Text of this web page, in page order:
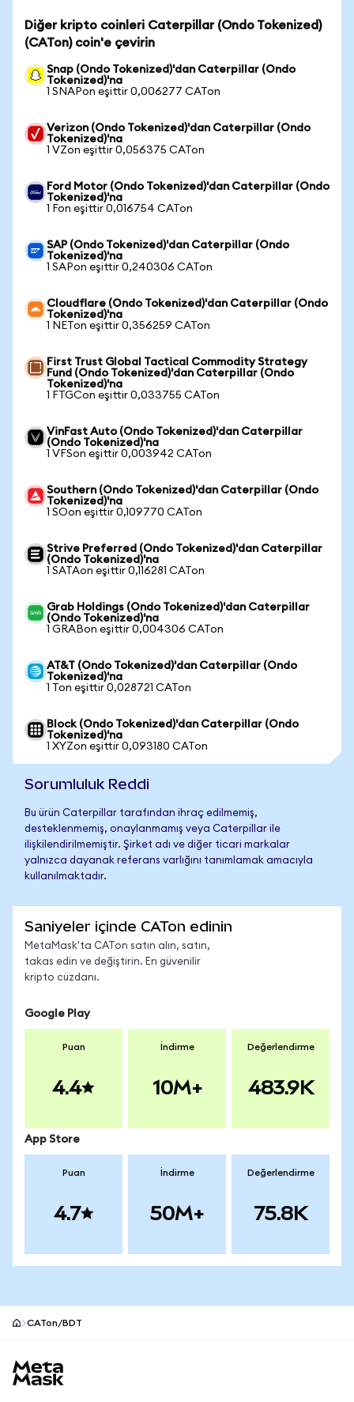
Diğer kripto coinleri Caterpillar (Ondo Tokenized)
(CATon) coin'e çevirin
Snap (Ondo Tokenized)'dan Caterpillar (Ondo
Tokenized)'na
1 SNAPon eşittir 0,006277 CATon
Verizon (Ondo Tokenized)'dan Caterpillar (Ondo
Tokenized)'na
1 VZon eşittir 0,056375 CATon
Ford Motor (Ondo Tokenized)'dan Caterpillar (Ondo
Tokenized)'na
1 Fon eşittir 0,016754 CATon
SAP (Ondo Tokenized)'dan Caterpillar (Ondo
Tokenized)'na
1 SAPon eşittir 0,240306 CATon
Cloudflare (Ondo Tokenized)'dan Caterpillar (Ondo
Tokenized)'na
1 NETon eşittir 0,356259 CATon
First Trust Global Tactical Commodity Strategy
Fund (Ondo Tokenized)'dan Caterpillar (Ondo
Tokenized)'na
1 FTGCon eşittir 0,033755 CATon
VinFast Auto (Ondo Tokenized)'dan Caterpillar
(Ondo Tokenized)'na
1 VFSon eşittir 0,003942 CATon
Southern (Ondo Tokenized)'dan Caterpillar (Ondo
Tokenized)'na
1 SOon eşittir 0,109770 CATon
Strive Preferred (Ondo Tokenized)'dan Caterpillar
(Ondo Tokenized)'na
1 SATAon eşittir 0,116281 CATon
Grab Holdings (Ondo Tokenized)'dan Caterpillar
(Ondo Tokenized)'na
1 GRABon eşittir 0,004306 CATon
AT&T (Ondo Tokenized)'dan Caterpillar (Ondo
Tokenized)'na
1 Ton eşittir 0,028721 CATon
Block (Ondo Tokenized)'dan Caterpillar (Ondo
Tokenized)'na
1 XYZon eşittir 0,093180 CATon
Sorumluluk Reddi
Bu ürün Caterpillar tarafından ihraç edilmemiş,
desteklenmemiş, onaylanmamış veya Caterpillar ile
ilişkilendirilmemiştir. Şirket adı ve diğer ticari markalar
yalnızca dayanak referans varlığını tanımlamak amacıyla
kullanılmaktadır.
Saniyeler içinde CATon edinin
MetaMask'ta CATon satın alın, satın,
takas edin ve değiştirin. En güvenilir
kripto cüzdanı.
Google Play
Puan
4.4
İndirme
10M+
Değerlendirme
483.9K
App Store
Puan
4.7
İndirme
50M+
Değerlendirme
75.8K
CATon/BDT